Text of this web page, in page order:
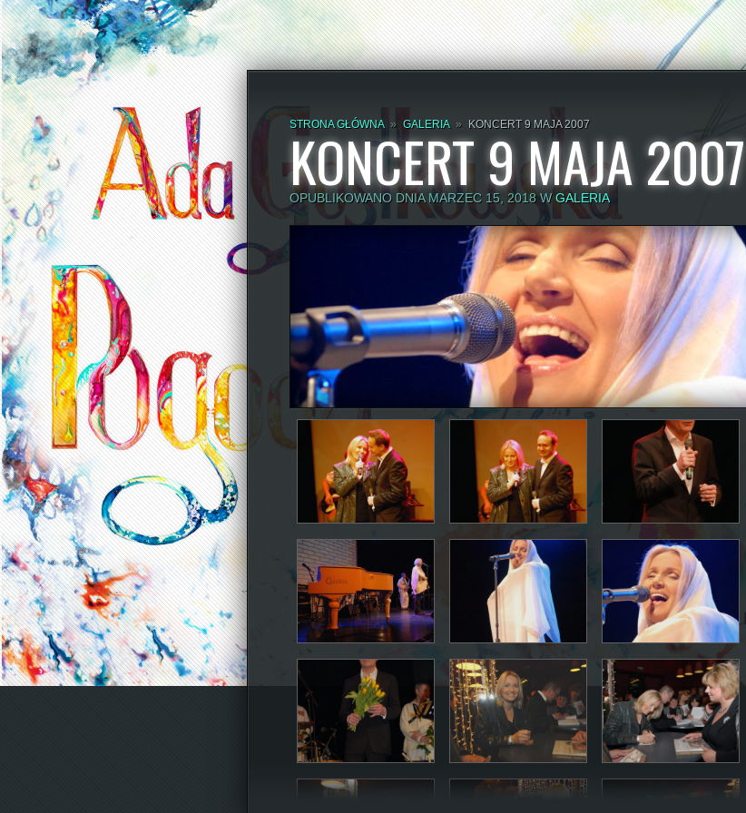
STRONA GŁÓWNA » GALERIA » KONCERT 9 MAJA 2007
KONCERT 9 MAJA 2007
OPUBLIKOWANO DNIA MARZEC 15, 2018 WGALERIA